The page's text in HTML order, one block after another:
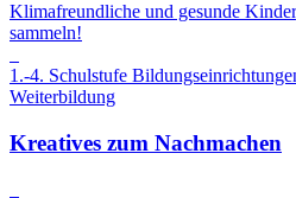
Klimafreundliche und gesunde
sammeln!
1.-4. Schulstufe
Weiterbildung
Kreatives zum Nachmachen